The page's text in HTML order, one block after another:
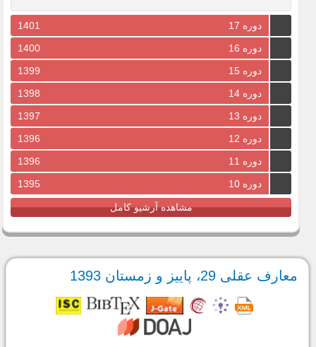
دوره 17
1401
دوره 16
1400
دوره 15
1399
دوره 14
1398
دوره 13
1397
دوره 12
1396
دوره 11
1396
دوره 10
1395
مشاهده آرشیو کامل
معارف عقلی 29، پاییز و زمستان 1393